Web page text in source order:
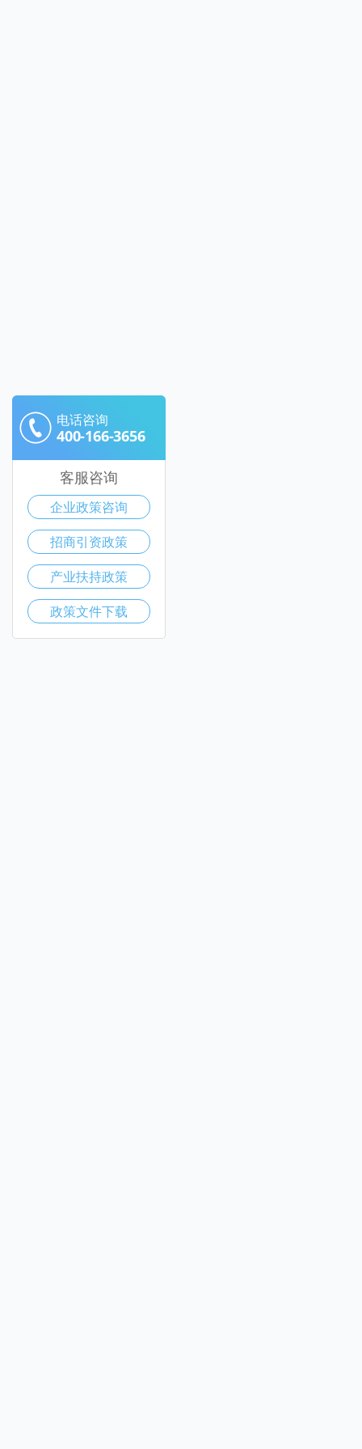
电话咨询
400-166-3656
客服咨询
企业政策咨询
招商引资政策
产业扶持政策
政策文件下载